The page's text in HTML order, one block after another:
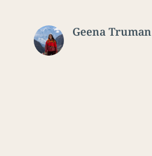
Geena Truman